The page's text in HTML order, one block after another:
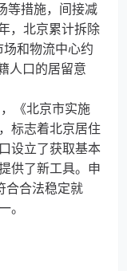
等措施，间接减
，北京累计拆除
和物流中心约
人口的居留意
《北京市实施
标志着北京居住
设立了获取基本
供了新工具。申
合合法稳定就
。